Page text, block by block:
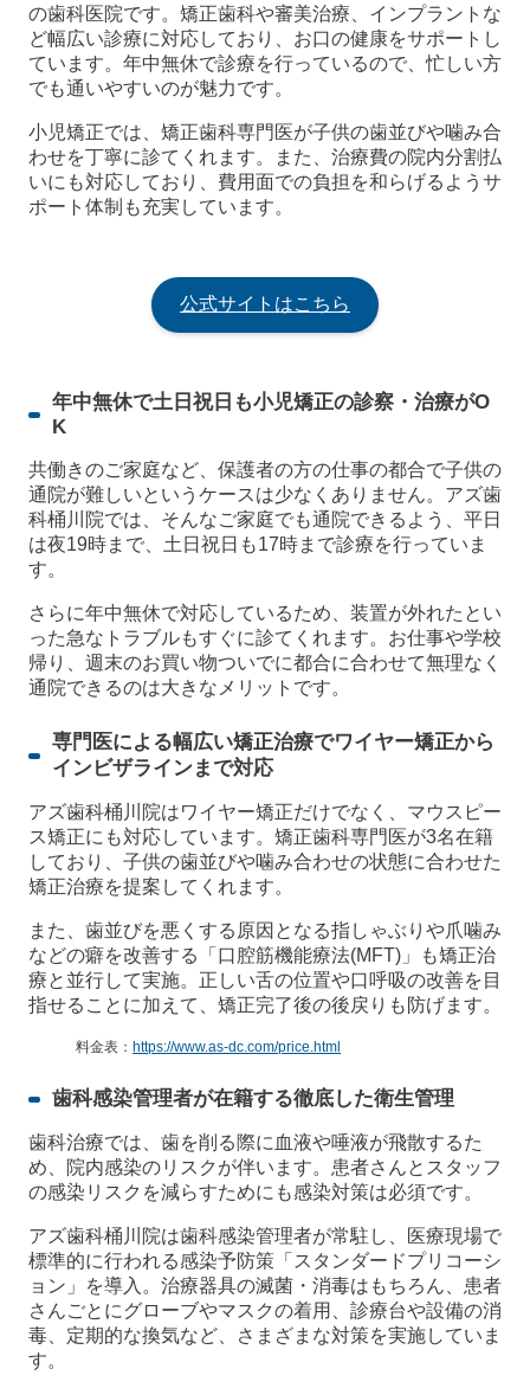
の歯科医院です。矯正歯科や審美治療、インプラントな
ど幅広い診療に対応しており、お口の健康をサポートし
ています。年中無休で診療を行っているので、忙しい方
でも通いやすいのが魅力です。
小児矯正では、矯正歯科専門医が子供の歯並びや噛み合
わせを丁寧に診てくれます。また、治療費の院内分割払
いにも対応しており、費用面での負担を和らげるようサ
ポート体制も充実しています。
公式サイトはこちら
年中無休で土日祝日も小児矯正の診察・治療がO
K
共働きのご家庭など、保護者の方の仕事の都合で子供の
通院が難しいというケースは少なくありません。アズ歯
科桶川院では、そんなご家庭でも通院できるよう、平日
は夜19時まで、土日祝日も17時まで診療を行っていま
す。
さらに年中無休で対応しているため、装置が外れたとい
った急なトラブルもすぐに診てくれます。お仕事や学校
帰り、週末のお買い物ついでに都合に合わせて無理なく
通院できるのは大きなメリットです。
専門医による幅広い矯正治療でワイヤー矯正から
インビザラインまで対応
アズ歯科桶川院はワイヤー矯正だけでなく、マウスピー
ス矯正にも対応しています。矯正歯科専門医が3名在籍
しており、子供の歯並びや噛み合わせの状態に合わせた
矯正治療を提案してくれます。
また、歯並びを悪くする原因となる指しゃぶりや爪噛み
などの癖を改善する「口腔筋機能療法(MFT)」も矯正治
療と並行して実施。正しい舌の位置や口呼吸の改善を目
指せることに加えて、矯正完了後の後戻りも防げます。
料金表： https://www.as-dc.com/price.html
歯科感染管理者が在籍する徹底した衛生管理
歯科治療では、歯を削る際に血液や唾液が飛散するた
め、院内感染のリスクが伴います。患者さんとスタッフ
の感染リスクを減らすためにも感染対策は必須です。
アズ歯科桶川院は歯科感染管理者が常駐し、医療現場で
標準的に行われる感染予防策「スタンダードプリコーシ
ョン」を導入。治療器具の滅菌・消毒はもちろん、患者
さんごとにグローブやマスクの着用、診療台や設備の消
毒、定期的な換気など、さまざまな対策を実施していま
す。